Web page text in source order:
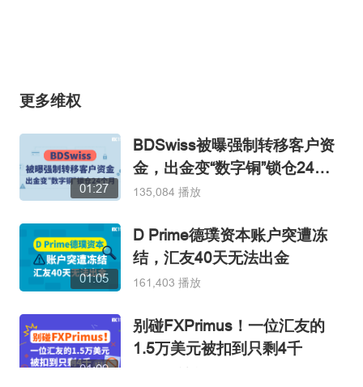
更多维权
01:27
BDSwiss被曝强制转移客户资
金，出金变“数字铜”锁仓24个
月
135,084 播放
01:05
D Prime德璞资本账户突遭冻
结，汇友40天无法出金
161,403 播放
01:09
别碰FXPrimus！一位汇友的
1.5万美元被扣到只剩4千